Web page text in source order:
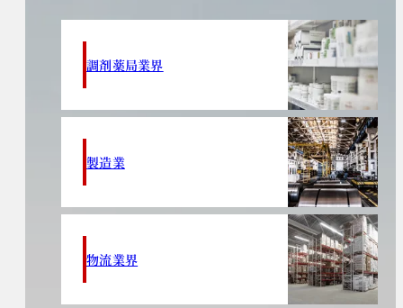
調剤薬局業界
製造業
物流業界